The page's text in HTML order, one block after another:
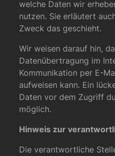
welche Daten wir
nutzen. Sie erläutert
Zweck das geschieht.
Wir weisen darauf hin,
Datenübertragung im
Kommunikation per E-
aufweisen kann. Ein
Daten vor dem Zugriff
möglich.
Hinweis zur
Die verantwortliche